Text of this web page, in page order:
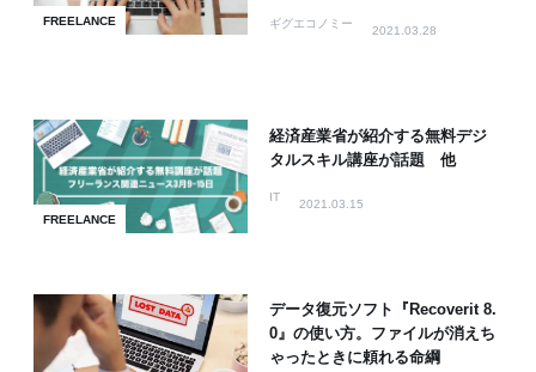
FREELANCE ギグエコノミー
2021.03.28
FREELANCE
経済産業省が紹介する無料デジ
タルスキル講座が話題 他
IT
2021.03.15
データ復元ソフト『Recoverit 8.
0』の使い方。ファイルが消えち
ゃったときに頼れる命綱